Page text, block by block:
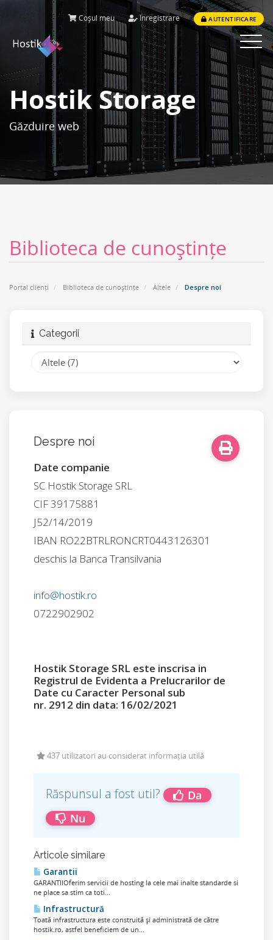
Coșul meu Înregistrare AUTENTIFICARE
Toggle
Hostik Storage
Găzduire web
Biblioteca de cunoștințe
Portal clienți Biblioteca de cunoștințe Altele Despre noi
Categorii
Despre noi
Date companie
SC Hostik Storage SRL
CIF 39175881
J52/14/2019
IBAN RO22BTRLRONCRT0443126301
deschis la Banca Transilvania
info@hostik.ro
0722902902
Hostik Storage SRL este inscrisa in
Registrul de Evidenta a Prelucrarilor de
Date cu Caracter Personal sub
nr. 2912 din data: 16/02/2021
437 utilizatori au considerat informația utilă
Răspunsul a fost util?
Da
Nu
Articole similare
Garantii
GARANTIIOferim servicii de hosting la cele mai inalte standarde si
ne place sa stim ca toti...
Infrastructură
Toată infrastructura este construită și administrată de către
hostik.ro, astfel beneficiem de un...